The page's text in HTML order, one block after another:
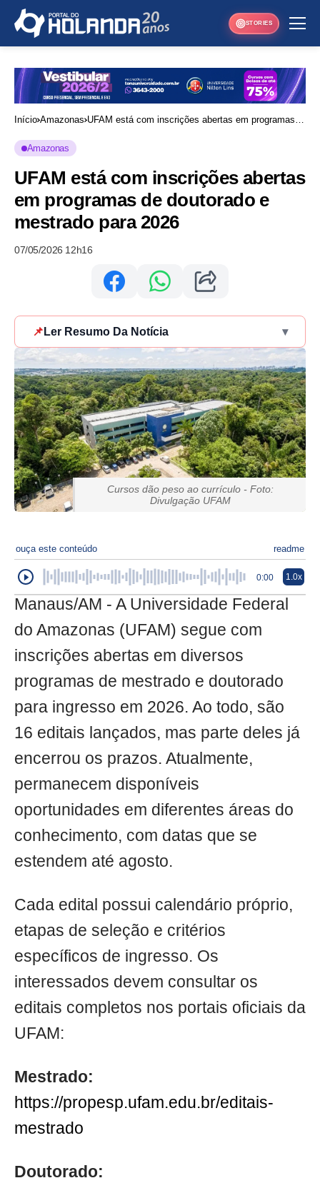
STORIES
Início Amazonas UFAM está com inscrições abertas em programas
Amazonas
UFAM está com inscrições abertas
em programas de doutorado e
mestrado para 2026
07/05/2026 12h16
📌 Ler Resumo Da Notícia ▾
Cursos dão peso ao currículo - Foto:
Divulgação UFAM
ouça este conteúdo readme
0:00 1.0x
Manaus/AM - A Universidade Federal
do Amazonas (UFAM) segue com
inscrições abertas em diversos
programas de mestrado e doutorado
para ingresso em 2026. Ao todo, são
16 editais lançados, mas parte deles já
encerrou os prazos. Atualmente,
permanecem disponíveis
oportunidades em diferentes áreas do
conhecimento, com datas que se
estendem até agosto.
Cada edital possui calendário próprio,
etapas de seleção e critérios
específicos de ingresso. Os
interessados devem consultar os
editais completos nos portais oficiais da
UFAM:
Mestrado:
https://propesp.ufam.edu.br/editais-
mestrado
Doutorado: